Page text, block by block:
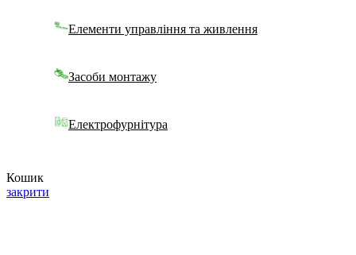
Елементи управління та живлення
Засоби монтажу
Електрофурнітура
Кошик
закрити